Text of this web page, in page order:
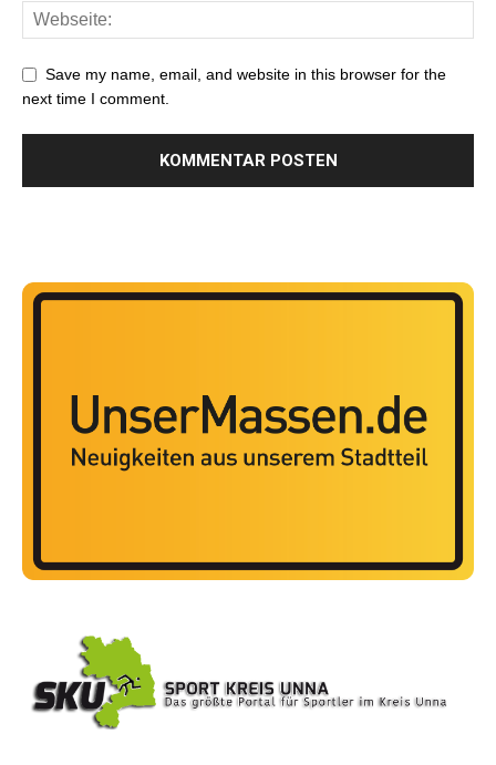
Save my name, email, and website in this browser for the
next time I comment.